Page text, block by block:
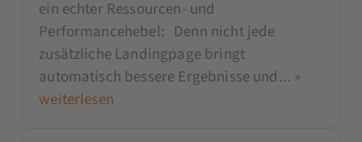
ein echter Ressourcen- und
Performancehebel: Denn nicht jede
zusätzliche Landingpage bringt
automatisch bessere Ergebnisse und... »
weiterlesen